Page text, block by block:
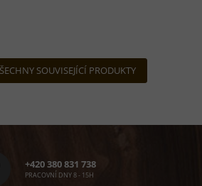
SOUVISEJÍCÍ PRODUKTY
+420 380 831 738
PRACOVNÍ DNY 8 - 15H